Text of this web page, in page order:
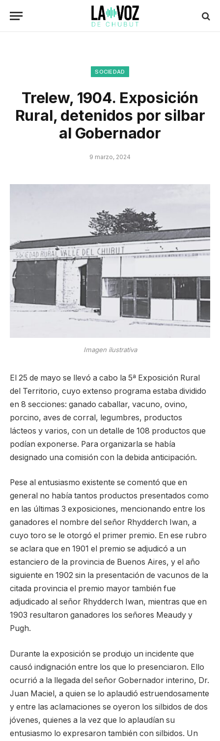
SOCIEDAD
Trelew, 1904. Exposición
Rural, detenidos por silbar
al Gobernador
9 marzo, 2024
Imagen ilustrativa
El 25 de mayo se llevó a cabo la 5ª Exposición Rural
del Territorio, cuyo extenso programa estaba dividido
en 8 secciones: ganado caballar, vacuno, ovino,
porcino, aves de corral, legumbres, productos
lácteos y varios, con un detalle de 108 productos que
podían exponerse. Para organizarla se había
designado una comisión con la debida anticipación.
Pese al entusiasmo existente se comentó que en
general no había tantos productos presentados como
en las últimas 3 exposiciones, mencionando entre los
ganadores el nombre del señor Rhydderch Iwan, a
cuyo toro se le otorgó el primer premio. En ese rubro
se aclara que en 1901 el premio se adjudicó a un
estanciero de la provincia de Buenos Aires, y el año
siguiente en 1902 sin la presentación de vacunos de la
citada provincia el premio mayor también fue
adjudicado al señor Rhydderch Iwan, mientras que en
1903 resultaron ganadores los señores Meaudy y
Pugh.
Durante la exposición se produjo un incidente que
causó indignación entre los que lo presenciaron. Ello
ocurrió a la llegada del señor Gobernador interino, Dr.
Juan Maciel, a quien se lo aplaudió estruendosamente
y entre las aclamaciones se oyeron los silbidos de dos
jóvenes, quienes a la vez que lo aplaudían su
entusiasmo lo expresaron también con silbidos. Un